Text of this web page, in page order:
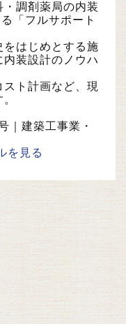
調剤薬局の内装
「フルサポート
はじめとする施
装設計のノウハ
ト計画など、現
｜建築工事業・
を見る